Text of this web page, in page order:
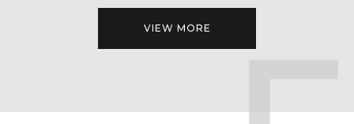
VIEW MORE